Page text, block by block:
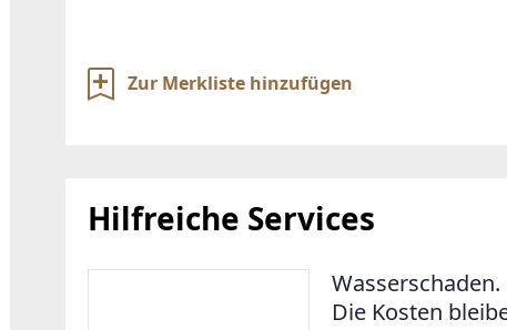
Zur Merkliste hinzufügen
Hilfreiche Services
Die Kosten